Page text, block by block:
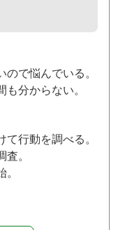
で悩んでいる。
分からない。
行動を調べる。
。